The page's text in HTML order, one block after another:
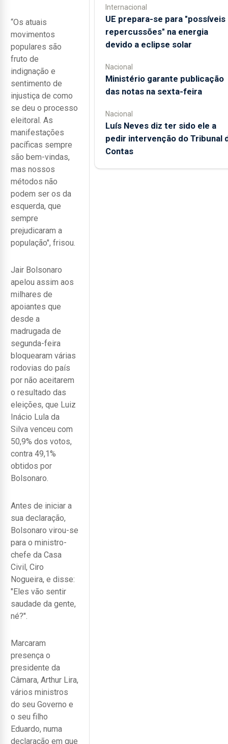
“Os atuais
movimentos
populares são
fruto de
indignação e
sentimento de
injustiça de como
se deu o processo
eleitoral. As
manifestações
pacíficas sempre
são bem-vindas,
mas nossos
métodos não
podem ser os da
esquerda, que
sempre
prejudicaram a
população", frisou.
Jair Bolsonaro
apelou assim aos
milhares de
apoiantes que
desde a
madrugada de
segunda-feira
bloquearam várias
rodovias do país
por não aceitarem
o resultado das
eleições, que Luiz
Inácio Lula da
Silva venceu com
50,9% dos votos,
contra 49,1%
obtidos por
Bolsonaro.
Antes de iniciar a
sua declaração,
Bolsonaro virou-se
para o ministro-
chefe da Casa
Civil, Ciro
Nogueira, e disse:
"Eles vão sentir
saudade da gente,
né?".
Marcaram
presença o
presidente da
Câmara, Arthur Lira,
vários ministros
do seu Governo e
o seu filho
Eduardo, numa
declaração em que
Internacional
UE prepara-se para "possíveis
repercussões" na energia
devido a eclipse solar
Nacional
Ministério garante publicação
das notas na sexta-feira
Nacional
Luís Neves diz ter sido ele a
pedir intervenção do Tribunal
Contas